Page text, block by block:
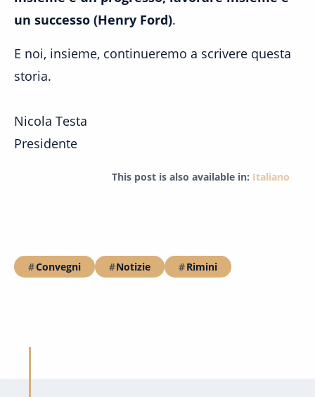
un successo (Henry Ford).
E noi, insieme, continueremo a scrivere questa
storia.
Nicola Testa
Presidente
This post is also available in: Italiano
Convegni Notizie Rimini